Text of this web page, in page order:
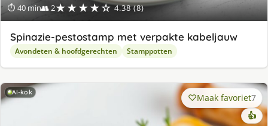
⏱ 40 min👥 2★★★★☆ 4.38 (8)
Spinazie-pestostamp met verpakte kabeljauw
Avondeten & hoofdgerechten Stamppotten
AI-kok Maak favoriet7
👍